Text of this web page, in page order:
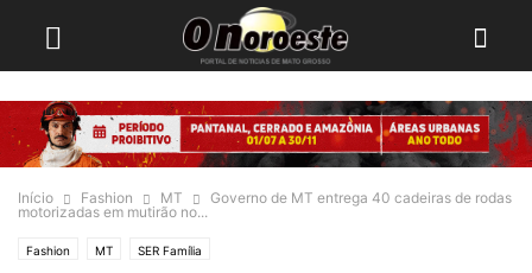
Início Fashion MT
Governo de MT entrega 40 cadeiras de rodas
motorizadas em mutirão no...
Fashion MT SER Família